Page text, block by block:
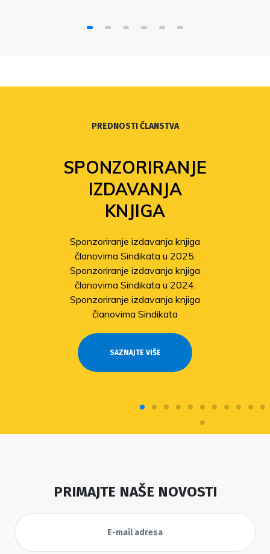
PREDNOSTI ČLANSTVA
FOND
SOLIDARNOSTI
Povećanje isplata iz Fonda
Sindikat pomaže članovima
pogođenima potresom
Odobrene isplate pomoći članovima
stradalima u potresu
PRIMAJTE NAŠE NOVOSTI